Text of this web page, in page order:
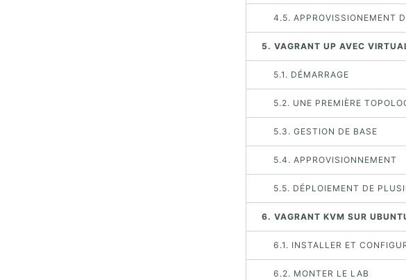
4.5. APPROVISSIONEMENT
5. VAGRANT UP AVEC
5.1. DÉMARRAGE
5.2. UNE PREMIÈRE
5.3. GESTION DE BASE
5.4. APPROVISIONNEMENT
5.5. DÉPLOIEMENT DE
6. VAGRANT KVM SUR
6.1. INSTALLER ET
6.2. MONTER LE LAB